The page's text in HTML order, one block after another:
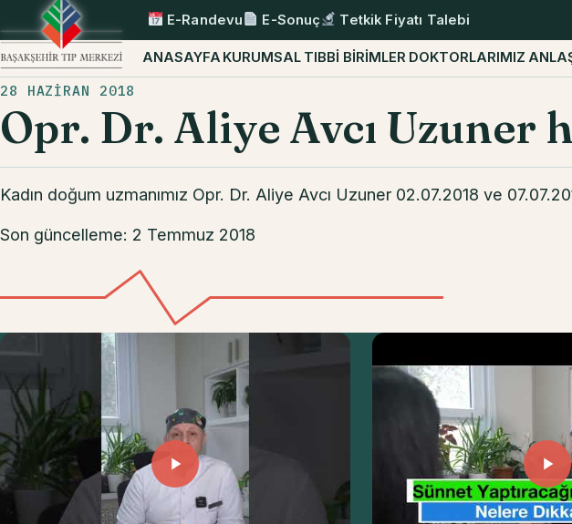
E-Randevu E-Sonuç Tetkik Fiyatı Talebi
ANASAYFA KURUMSAL TIBBİ BİRİMLER DOKTORLARIMIZ
28 HAZIRAN 2018
Opr. Dr. Aliye Avcı Uzuner
Kadın doğum uzmanımız Opr. Dr. Aliye Avcı Uzuner 02.07.2018 ve
Son güncelleme: 2 Temmuz 2018